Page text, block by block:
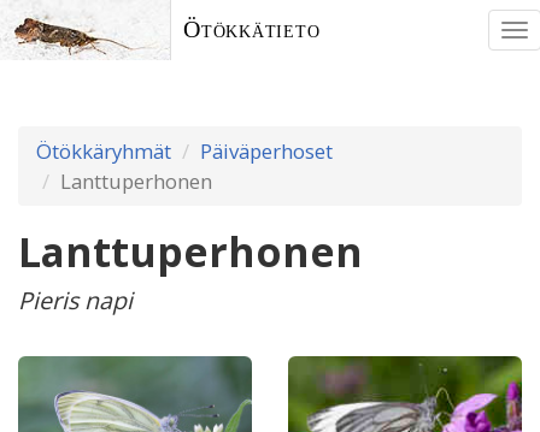
Ötökkätieto
Ötökkäryhmät
Päiväperhoset
Lanttuperhonen
Lanttuperhonen
Pieris napi